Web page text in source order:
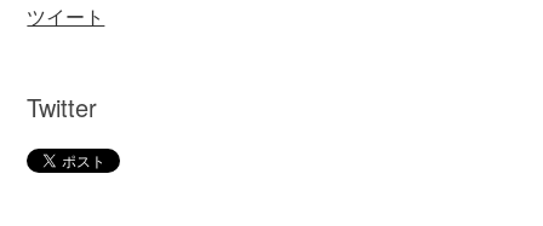
ツイート
Twitter